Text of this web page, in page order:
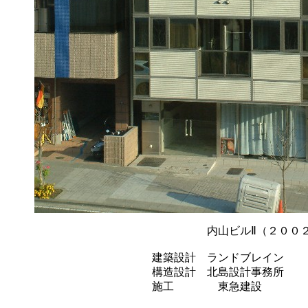
内山ビルⅡ（２００２
建築設計 ランドブレイン
構造設計 北島設計事務所
施工 東急建設